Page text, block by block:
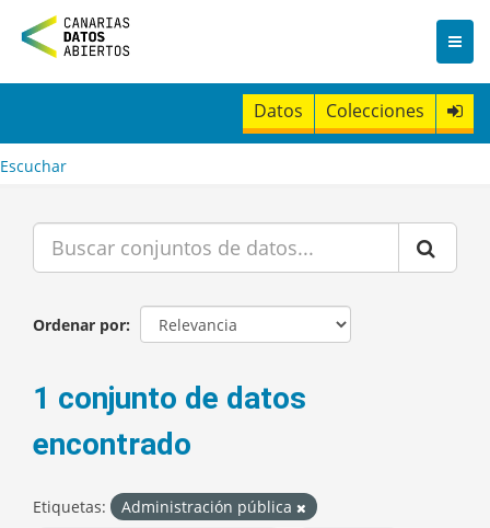
n
t
Datos Colecciones
Escuchar
Ordenar por
1 conjunto de datos
encontrado
Etiquetas:
Administración pública